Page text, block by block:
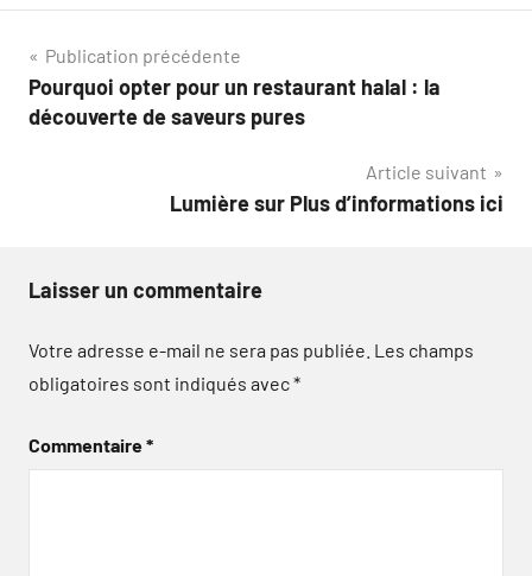
Navigation
de
Publication précédente
Pourquoi opter pour un restaurant halal : la
découverte de saveurs pures
Article suivant
Lumière sur Plus d’informations ici
Laisser un commentaire
Votre adresse e-mail ne sera pas publiée. Les champs
obligatoires sont indiqués avec*
Commentaire*